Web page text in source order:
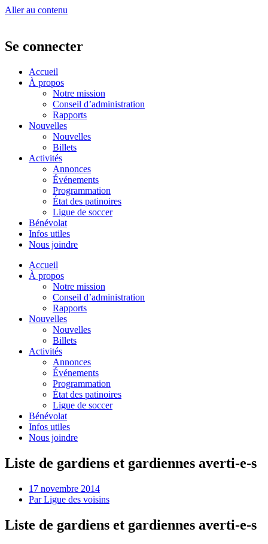
Aller au contenu
Se connecter
Accueil
À propos
Notre mission
Conseil d’administration
Rapports
Nouvelles
Nouvelles
Billets
Activités
Annonces
Événements
Programmation
État des patinoires
Ligue de soccer
Bénévolat
Infos utiles
Nous joindre
Accueil
À propos
Notre mission
Conseil d’administration
Rapports
Nouvelles
Nouvelles
Billets
Activités
Annonces
Événements
Programmation
État des patinoires
Ligue de soccer
Bénévolat
Infos utiles
Nous joindre
Liste de gardiens et gardiennes averti-e-s
17 novembre 2014
ParLigue des voisins
Liste de gardiens et gardiennes averti-e-s